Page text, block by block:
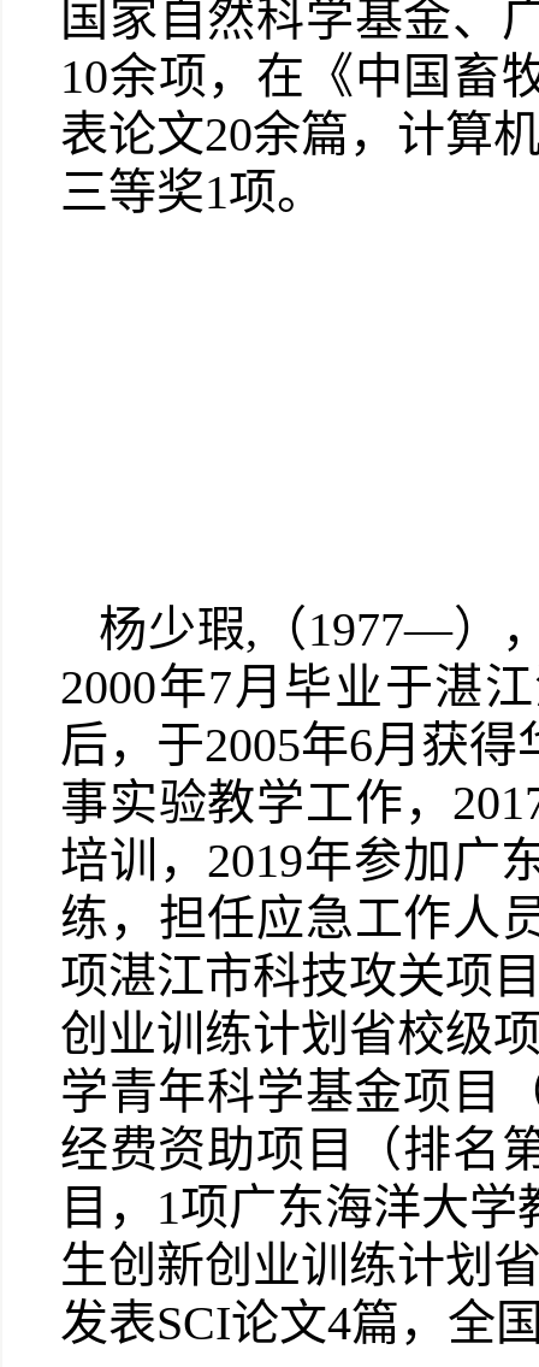
国家自然科学基金、
10余项，在《中国畜
表论文20余篇，计算
三等奖1项。
杨少瑕,（1977—）
2000年7月毕业于湛
后，于2005年6月获
事实验教学工作，
培训，2019年参加广
练，担任应急工作人
项湛江市科技攻关项
创业训练计划省校级
学青年科学基金项目
经费资助项目（排名
目，1项广东海洋大
生创新创业训练计划
发表SCI论文4篇，全